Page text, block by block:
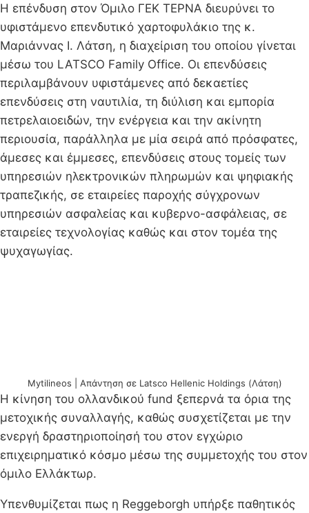
Η επένδυση στον Όμιλο ΓΕΚ ΤΕΡΝΑ διευρύνει το
υφιστάμενο επενδυτικό χαρτοφυλάκιο της κ.
Μαριάννας Ι. Λάτση, η διαχείριση του οποίου γίνεται
μέσω του LATSCO Family Office. Οι επενδύσεις
περιλαμβάνουν υφιστάμενες από δεκαετίες
επενδύσεις στη ναυτιλία, τη διύλιση και εμπορία
πετρελαιοειδών, την ενέργεια και την ακίνητη
περιουσία, παράλληλα με μία σειρά από πρόσφατες,
άμεσες και έμμεσες, επενδύσεις στους τομείς των
υπηρεσιών ηλεκτρονικών πληρωμών και ψηφιακής
τραπεζικής, σε εταιρείες παροχής σύγχρονων
υπηρεσιών ασφαλείας και κυβερνο-ασφάλειας, σε
εταιρείες τεχνολογίας καθώς και στον τομέα της
ψυχαγωγίας.
Mytilineos | Απάντηση σε Latsco Hellenic Holdings (Λάτση)
Η κίνηση του ολλανδικού fund ξεπερνά τα όρια της
μετοχικής συναλλαγής, καθώς συσχετίζεται με την
ενεργή δραστηριοποίησή του στον εγχώριο
επιχειρηματικό κόσμο μέσω της συμμετοχής του στον
όμιλο Ελλάκτωρ.
Υπενθυμίζεται πως η Reggeborgh υπήρξε παθητικός